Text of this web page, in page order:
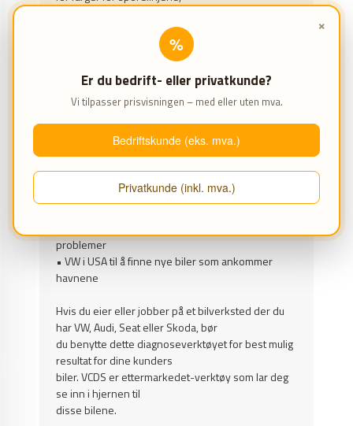
×
%
Er du bedrift- eller privatkunde?
Vi tilpasser prisvisningen – med eller uten mva.
Bedriftskunde (eks. mva.)
Privatkunde (inkl. mva.)
innstilling av akseskalering.
Den omfattende databasen i VCDS inneholder
over 21 000 koder med nyttige beskrivelser, slik at
du slipper å slå opp koden.
Inkludert i feilkode-
nummeret er en beskrivelse av koden og
eventuelle lagrede «Freeze Frame»-data.
VCDS brukes av:
problemer
• VW i USA til å finne nye biler som ankommer
havnene
Hvis du eier eller jobber på et bilverksted der du
har VW, Audi, Seat eller Skoda, bør
du benytte dette diagnoseverktøyet for best mulig
resultat for dine kunders
biler.VCDS er ettermarkedet-verktøy som lar deg
se inn i hjernen til
disse bilene.